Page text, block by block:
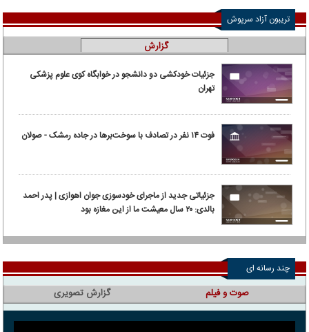
تریبون آزاد سرپوش
گزارش
جزئیات خودکشی دو دانشجو در خوابگاه کوی علوم پزشکی
تهران
فوت ۱۴ نفر در تصادف با سوخت‌برها در جاده رمشک - صولان
جزئیاتی جدید از ماجرای خودسوزی جوان اهوازی | پدر احمد
بالدی: ۲۰ سال معیشت ما از این مغازه بود
چند رسانه ای
صوت و فیلم گزارش تصویری